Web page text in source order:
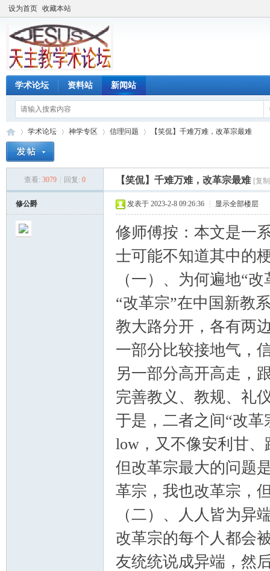
设为首页 收藏本站
学术论坛 资料站 新闻站
学术论坛 神学专区 信理问题
›
【笑侃】千难万难，改革宗最难
查看: 3079 回复: 0 【笑侃】千难万难，改革宗最难 [复
修公爵 发表于 2023-2-8 09:26:36 显示全部楼层
修师傅按：本文是一
士可能不知道其中的
（一）、为何遍地“
“改革宗”在中国新教
教大路分开，各有两
一部分比较接地气，
另一部分高开高走，
完善教义、教规、礼
于是，二者之间“改
low，又不像安利甘
但改革宗最大的问题
革宗，我也改革宗，
（二）、人人皆为异
改革宗的每个人都会
友统统说成异端，然